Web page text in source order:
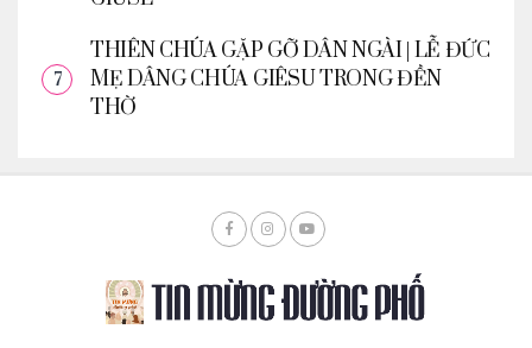
THIÊN CHÚA GẶP GỠ DÂN NGÀI | LỄ ĐỨC
MẸ DÂNG CHÚA GIÊSU TRONG ĐỀN
THỜ